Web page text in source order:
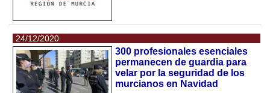
24/12/2020
300 profesionales esenciales
permanecen de guardia para
velar por la seguridad de los
murcianos en Navidad